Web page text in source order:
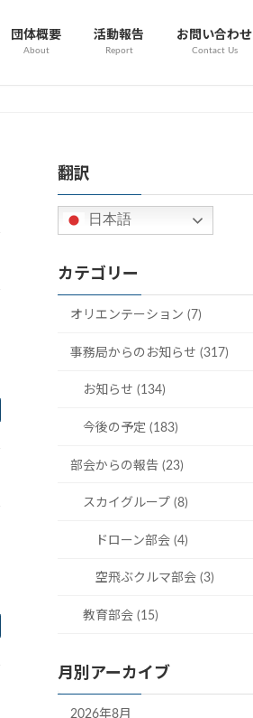
団体概要
About
活動報告
Report
お問い合わせ
Contact Us
翻訳
日本語
カテゴリー
オリエンテーション (7)
事務局からのお知らせ (317)
お知らせ (134)
今後の予定 (183)
部会からの報告 (23)
スカイグループ (8)
ドローン部会 (4)
空飛ぶクルマ部会 (3)
教育部会 (15)
月別アーカイブ
2026年8月